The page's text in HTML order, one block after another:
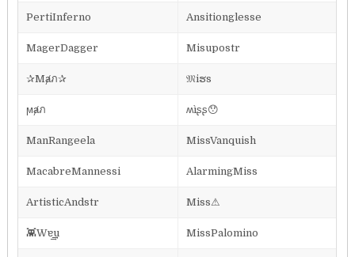
PertiInferno Ansitionglesse
MagerDagger Misupostr
✰Mⱥภ✰ 𝔐iຮs
ϻⱥภ ʍìʂʂ😯
ManRangeela MissVanquish
MacabreMannessi AlarmingMiss
ArtisticAndstr Miss⚠
👾Wɐ͢͢͢u MissPalomino